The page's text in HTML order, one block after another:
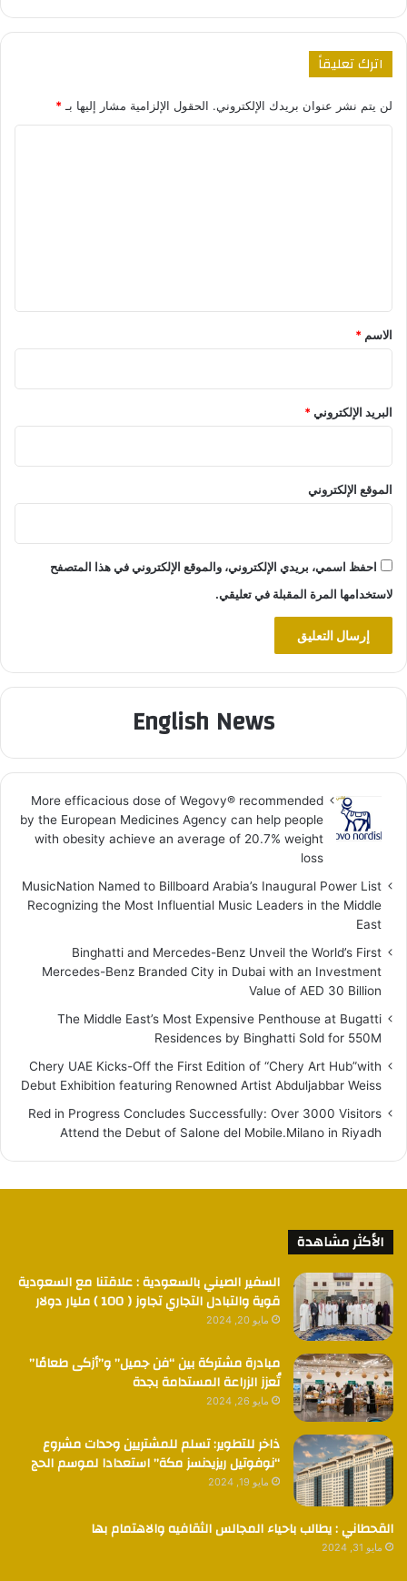
اترك تعليقاً
لن يتم نشر عنوان بريدك الإلكتروني. الحقول الإلزامية مشار إليها بـ *
*
الاسم *
البريد الإلكتروني*
الموقع الإلكتروني
احفظ اسمي، بريدي الإلكتروني، والموقع الإلكتروني في هذا المتصفح
لاستخدامها المرة المقبلة في تعليقي.
English News
More efficacious dose of Wegovy®️ recommended
by the European Medicines Agency can help people
with obesity achieve an average of 20.7% weight
loss
MusicNation Named to Billboard Arabia’s Inaugural Power List
Recognizing the Most Influential Music Leaders in the Middle
East
Binghatti and Mercedes-Benz Unveil the World’s First
Mercedes-Benz Branded City in Dubai with an Investment
Value of AED 30 Billion
The Middle East’s Most Expensive Penthouse at Bugatti
Residences by Binghatti Sold for 550M
Chery UAE Kicks-Off the First Edition of “Chery Art Hub”with
Debut Exhibition featuring Renowned Artist Abduljabbar Weiss
Red in Progress Concludes Successfully: Over 3000 Visitors
Attend the Debut of Salone del Mobile.Milano in Riyadh
الأكثر مشاهدة
السفير الصيني بالسعودية : علاقتنا مع السعودية
قوية والتبادل التجاري تجاوز ( 100 ) مليار دولار
مايو 20, 2024
مبادرة مشتركة بين “فن جميل” و”أزكى طعامًا”
تُعزز الزراعة المستدامة بجدة
مايو 26, 2024
ذاخر للتطوير: تسلم للمشتريين وحدات مشروع
“نوفوتيل ريزيدنسز مكة” استعدادا لموسم الحج
مايو 19, 2024
القحطاني : يطالب باحياء المجالس الثقافيه والاهتمام بها
مايو 31, 2024